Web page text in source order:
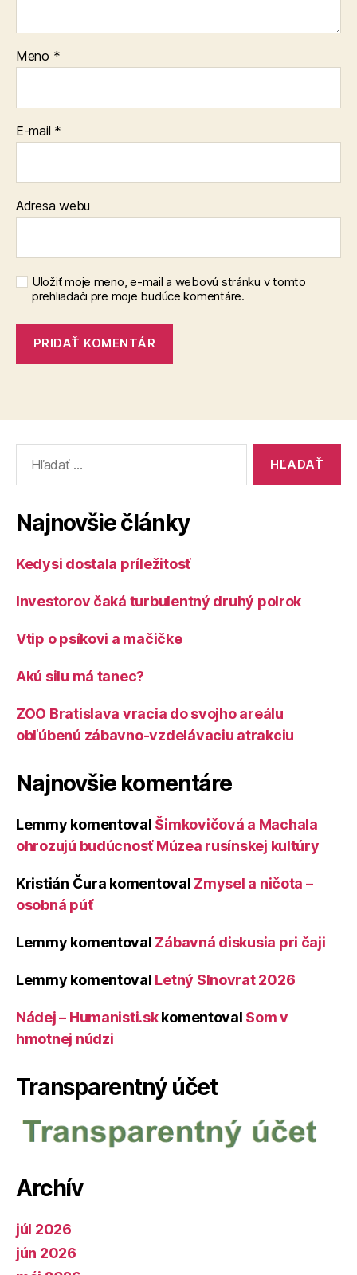
Meno *
E-mail *
Adresa webu
Uložiť moje meno, e-mail a webovú stránku v tomto
prehliadači pre moje budúce komentáre.
Najnovšie články
Kedysi dostala príležitosť
Investorov čaká turbulentný druhý polrok
Vtip o psíkovi a mačičke
Akú silu má tanec?
ZOO Bratislava vracia do svojho areálu
obľúbenú zábavno-vzdelávaciu atrakciu
Najnovšie komentáre
Lemmy komentoval Šimkovičová a Machala
ohrozujú budúcnosť Múzea rusínskej kultúry
Kristián Čura komentoval Zmysel a ničota –
osobná púť
Lemmy komentoval Zábavná diskusia pri čaji
Lemmy komentoval Letný Slnovrat 2026
Nádej – Humanisti.skkomentoval Som v
hmotnej núdzi
Transparentný účet
Archív
júl 2026
jún 2026